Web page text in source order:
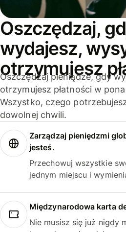
Oszczędzaj,
wydajesz,
otrzymujesz
Oszczędzaj pieniądze, gdy
otrzymujesz płatności w
Wszystko, czego
dowolnej chwili.
Zarządzaj pieniędzmi
jesteś.
Przechowuj wszystkie
jednym miejscu i
Międzynarodowa karta
Nie musisz się już nigdy